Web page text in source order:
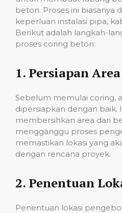
beton. Proses ini biasanya
keperluan instalasi pipa,
Berikut adalah langkah-
proses coring beton:
1. Persiapan
Sebelum memulai coring,
dipersiapkan dengan baik.
membersihkan area dari
mengganggu proses
memastikan lokasi yang
dengan rencana proyek.
2. Penentuan
Penentuan lokasi